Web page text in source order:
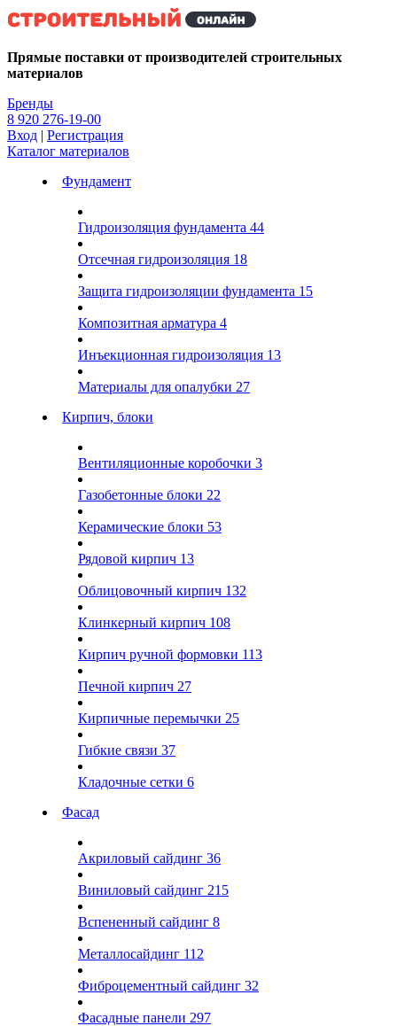
Kg
Прямые поставки от производителей строительных
материалов
Бренды
8 920 276-19-00
Вход | Регистрация
Каталог материалов
Фундамент
Гидроизоляция фундамента 44
Отсечная гидроизоляция 18
Защита гидроизоляции фундамента 15
Композитная арматура 4
Инъекционная гидроизоляция 13
Материалы для опалубки 27
Кирпич, блоки
Вентиляционные коробочки 3
Газобетонные блоки 22
Керамические блоки 53
Рядовой кирпич 13
Облицовочный кирпич 132
Клинкерный кирпич 108
Кирпич ручной формовки 113
Печной кирпич 27
Кирпичные перемычки 25
Гибкие связи 37
Кладочные сетки 6
Фасад
Акриловый сайдинг 36
Виниловый сайдинг 215
Вспененный сайдинг 8
Металлосайдинг 112
Фиброцементный сайдинг 32
Фасадные панели 297